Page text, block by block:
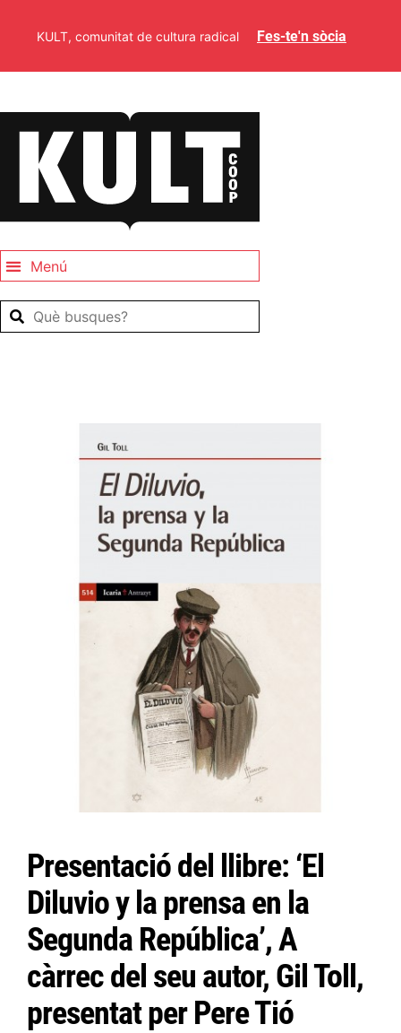
KULT, comunitat de cultura radical Fes-te'n sòcia
Presentació del llibre: ‘El
Diluvio y la prensa en la
Segunda República’, A
càrrec del seu autor, Gil Toll,
presentat per Pere Tió